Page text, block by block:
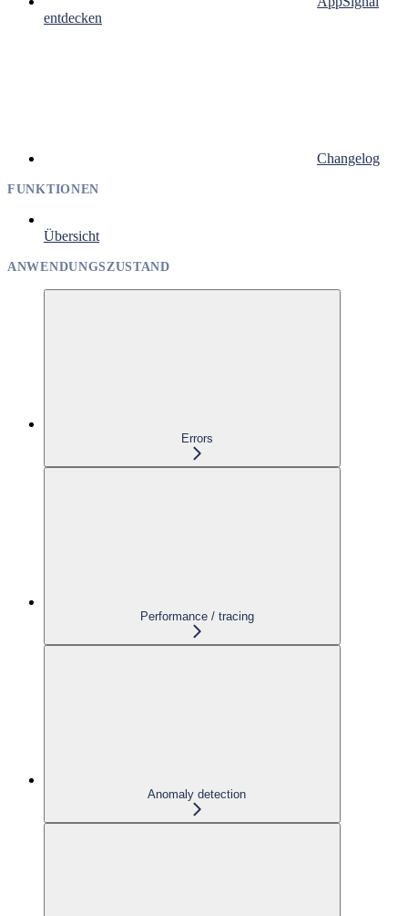
entdecken
Changelog
FUNKTIONEN
Übersicht
ANWENDUNGSZUSTAND
Errors
Performance / tracing
Anomaly detection